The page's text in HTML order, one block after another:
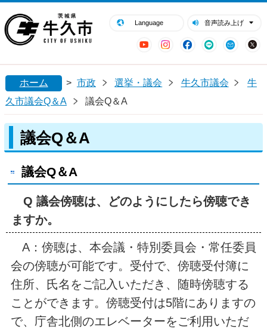
Language 音声読み上げ
YouTubeInstagram
Facebook
LINE Mail
閉じる
ホーム > 市政 選挙・議会 牛久市議会
牛
久市議会Q＆A
議会Q＆A
議会Q＆A
議会Q＆A
Q 議会傍聴は、どのようにしたら傍聴でき
ますか。
A：傍聴は、本会議・特別委員会・常任委員
会の傍聴が可能です。受付で、傍聴受付簿に
住所、氏名をご記入いただき、随時傍聴する
ことができます。傍聴受付は5階にありますの
で、庁舎北側のエレベーターをご利用いただ